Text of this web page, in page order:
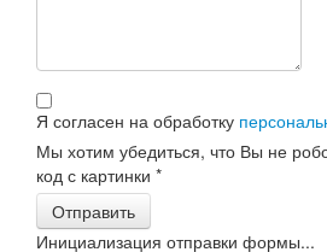
Я согласен на обработку
Мы хотим убедиться, что Вы не
код с картинки *
Отправить
Инициализация отправки формы...